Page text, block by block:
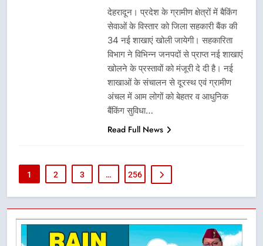
देहरादून। प्रदेश के ग्रामीण क्षेत्रों में बैकिंग
सेवाओं के विस्तार को जिला सहकारी बैंक की
34 नई शाखाएं खोली जायेगी। सहकारिता
विभाग ने विभिन्न जनपदों से प्राप्त नई शाखाएं
खोलने के प्रस्तावों को मंजूरी दे दी है। नई
शाखाओं के संचालन से दूरस्थ एवं ग्रामीण
अंचल में आम लोगों को बेहतर व आधुनिक
बैंकिंग सुविधा…
Read Full News
1 2 3 … 256